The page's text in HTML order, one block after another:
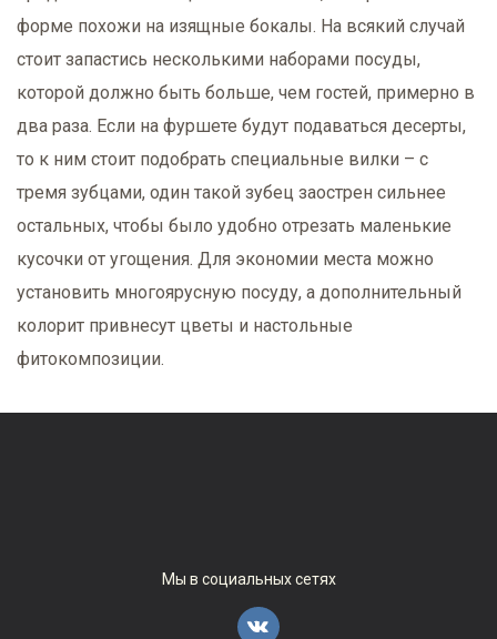
форме похожи на изящные бокалы. На всякий случай
стоит запастись несколькими наборами посуды,
которой должно быть больше, чем гостей, примерно в
два раза. Если на фуршете будут подаваться десерты,
то к ним стоит подобрать специальные вилки – с
тремя зубцами, один такой зубец заострен сильнее
остальных, чтобы было удобно отрезать маленькие
кусочки от угощения. Для экономии места можно
установить многоярусную посуду, а дополнительный
колорит привнесут цветы и настольные
фитокомпозиции.
Мы в социальных сетях